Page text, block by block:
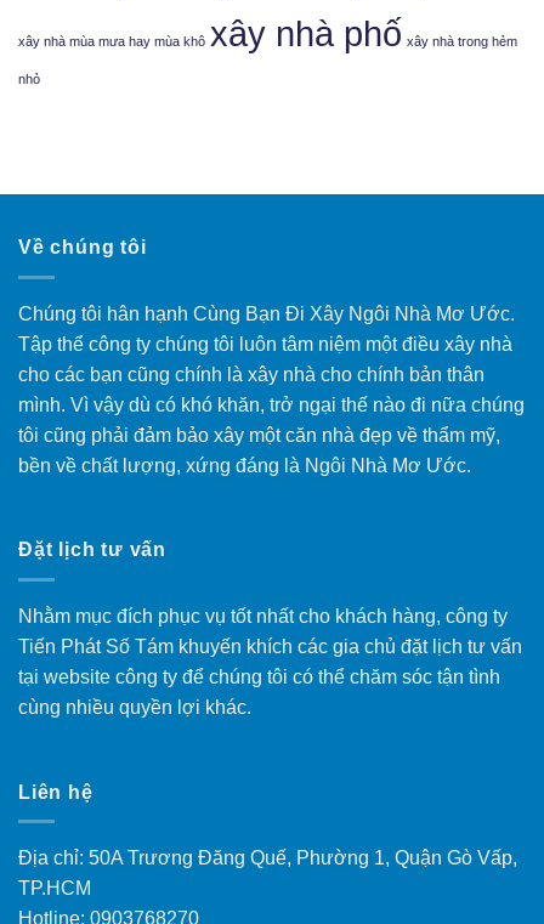
xây nhà mùa mưa hay mùa khô xây nhà phố xây nhà trong hẻm
nhỏ
Về chúng tôi
Chúng tôi hân hạnh Cùng Bạn Đi Xây Ngôi Nhà Mơ Ước.
Tập thể công ty chúng tôi luôn tâm niệm một điều xây nhà
cho các bạn cũng chính là xây nhà cho chính bản thân
mình. Vì vậy dù có khó khăn, trở ngại thế nào đi nữa chúng
tôi cũng phải đảm bảo xây một căn nhà đẹp về thẩm mỹ,
bền về chất lượng, xứng đáng là Ngôi Nhà Mơ Ước.
Đặt lịch tư vấn
Nhằm mục đích phục vụ tốt nhất cho khách hàng, công ty
Tiến Phát Số Tám khuyến khích các gia chủ đặt lịch tư vấn
tại website công ty để chúng tôi có thể chăm sóc tận tình
cùng nhiều quyền lợi khác.
Liên hệ
Địa chỉ: 50A Trương Đăng Quế, Phường 1, Quận Gò Vấp,
TP.HCM
Hotline: 0903768270